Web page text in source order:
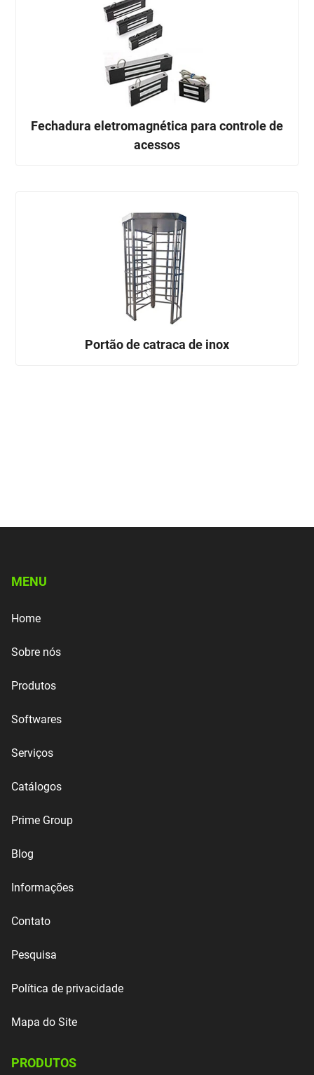
Fechadura eletromagnética para controle de
acessos
Portão de catraca de inox
MENU
Home
Sobre nós
Produtos
Softwares
Serviços
Catálogos
Prime Group
Blog
Informações
Contato
Pesquisa
Política de privacidade
Mapa do Site
PRODUTOS